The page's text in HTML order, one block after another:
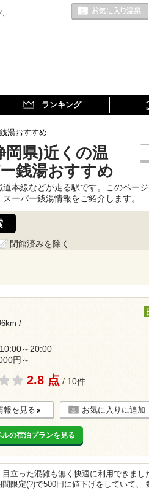
ランキング
湯おすすめ
岡県)近くの温
銭湯おすすめ
本線などが走る駅です。このペー
ーパー銭湯情報をご紹介します。
閉館済みを除く
/
～20:00
円～
2.8 点 / 10件
報を見る お気に入りに追加
の宿泊プランを見る
立った混雑も無く快適に利用できまし
限定(?)で500円に値下げをしていて、